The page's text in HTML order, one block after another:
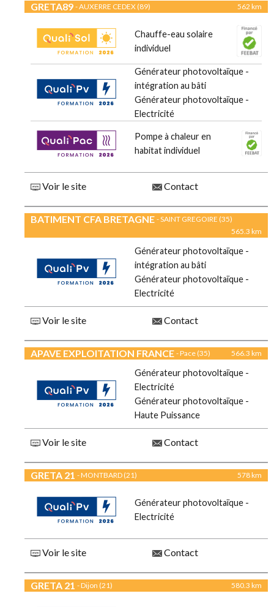
GRETA89 - AUXERRE CEDEX (89) 562 km
Chauffe-eau solaire
individuel
Générateur photovoltaïque -
intégration au bâti
Générateur photovoltaïque -
Electricité
Pompe à chaleur en
habitat individuel
Voir le site Contact
BATIMENT CFA BRETAGNE - SAINT GREGOIRE (35)
565.3 km
Générateur photovoltaïque -
intégration au bâti
Générateur photovoltaïque -
Electricité
Voir le site Contact
APAVE EXPLOITATION FRANCE - Pace (35) 566.3 km
Générateur photovoltaïque -
Electricité
Générateur photovoltaïque -
Haute Puissance
Voir le site Contact
GRETA 21 - MONTBARD (21) 578 km
Générateur photovoltaïque -
Electricité
Voir le site Contact
GRETA 21 - Dijon (21) 580.3 km